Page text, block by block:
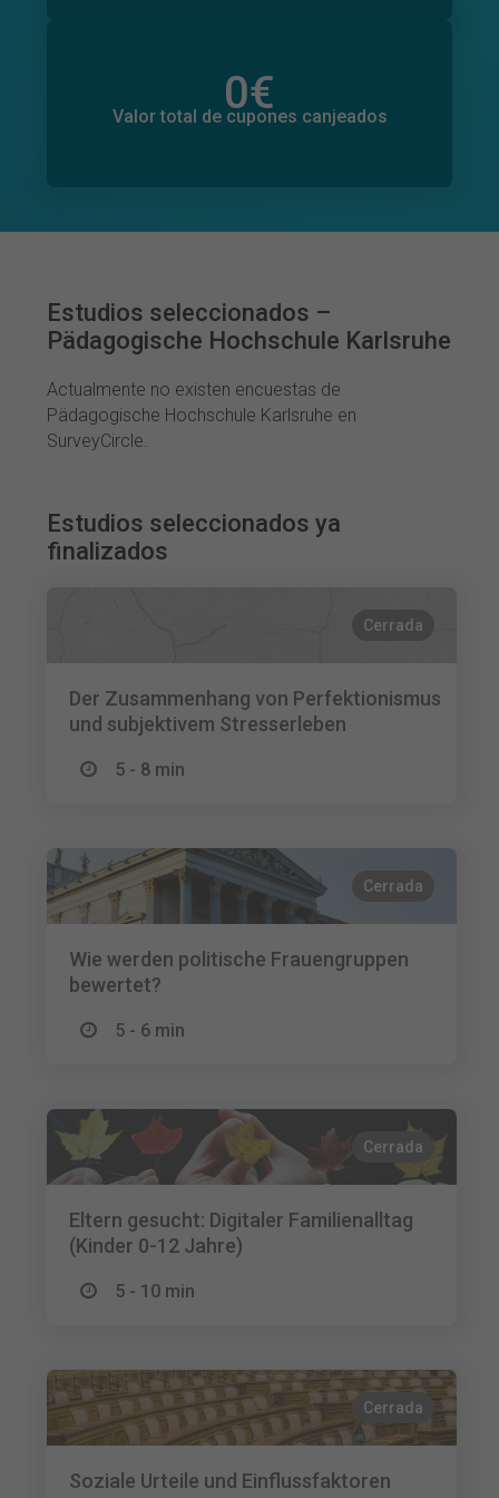
0€
Valor total de cupones canjeados
0€
Valor total de donaciones
Estudios seleccionados –
Pädagogische Hochschule Karlsruhe
Actualmente no existen encuestas de
Pädagogische Hochschule Karlsruhe en
SurveyCircle.
Estudios seleccionados ya
finalizados
Cerrada
Der Zusammenhang von Perfektionismus
und subjektivem Stresserleben
5 - 8 min
Cerrada
Wie werden politische Frauengruppen
bewertet?
5 - 6 min
Cerrada
Eltern gesucht: Digitaler Familienalltag
(Kinder 0-12 Jahre)
5 - 10 min
Cerrada
Soziale Urteile und Einflussfaktoren